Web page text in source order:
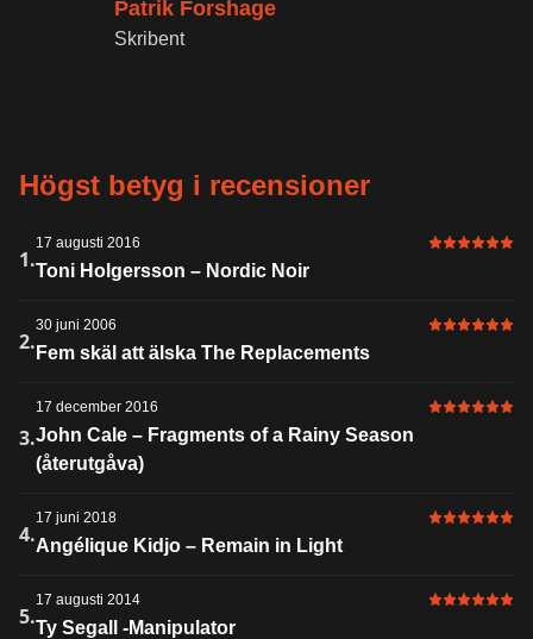
Patrik Forshage
Skribent
Högst betyg i recensioner
1.
17 augusti 2016 6 av 6 i
Toni Holgersson – Nordic Noir
2.
30 juni 2006 6 av 6 i
Fem skäl att älska The Replacements
3.
17 december 2016 6 av 6 i
John Cale – Fragments of a Rainy Season
(återutgåva)
4.
17 juni 2018 6 av 6 i
Angélique Kidjo – Remain in Light
5.
17 augusti 2014 6 av 6 i
Ty Segall -Manipulator